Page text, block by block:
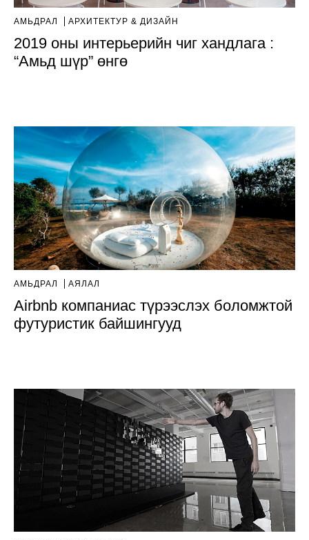
АМЬДРАЛ AРХИТЕКТУР & ДИЗАЙН
2019 оны интерьерийн чиг хандлага :
“Амьд шүр” өнгө
АМЬДРАЛ АЯЛАЛ
Airbnb компаниас түрээслэх боломжтой
футуристик байшингууд